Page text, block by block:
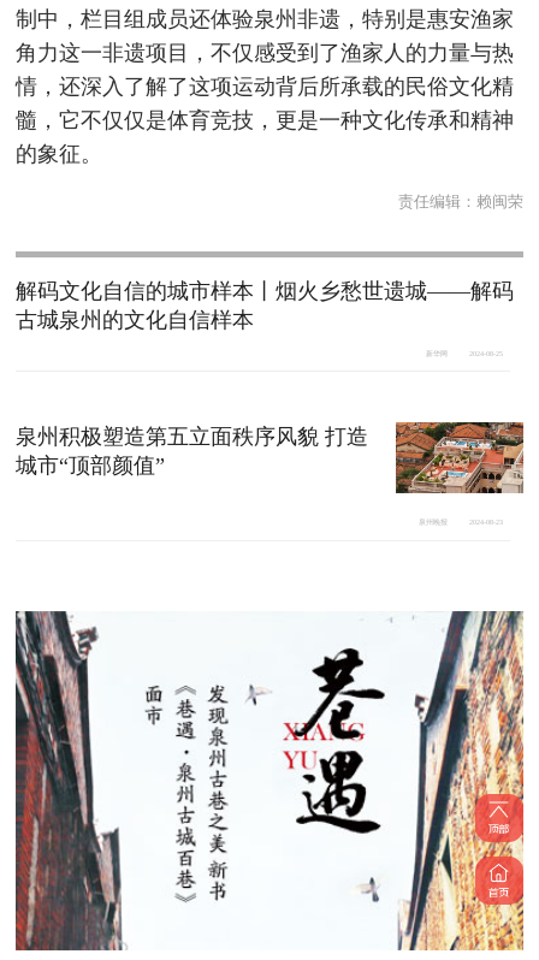
制中，栏目组成员还体验泉州非遗，特别是惠安渔家
角力这一非遗项目，不仅感受到了渔家人的力量与热
情，还深入了解了这项运动背后所承载的民俗文化精
髓，它不仅仅是体育竞技，更是一种文化传承和精神
的象征。
责任编辑： 赖闽荣
解码文化自信的城市样本丨烟火乡愁世遗城——解码
古城泉州的文化自信样本
新华网 2024-08-25
泉州积极塑造第五立面秩序风貌 打造
城市“顶部颜值”
泉州晚报 2024-08-23